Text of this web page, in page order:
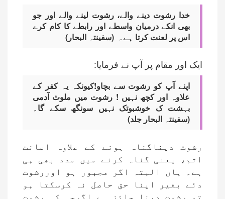
خدا رشوت دینے والے، رشوت لینے والے اور جو
بھی انکے درمیان واسطے اور رابطے کا کام کرے
اس پر لعنت کرتا ہے۔ (سفینتہ البحار)
ایک اور مقام پر آپ نے فرمایا:
اپنے آپ کو رشوت سے بچاو!کیونکہ یہ کفر کے
علاوہ اور کچھ نہیں ! رشوت میں ملوث آدمی
بہشت ک خوشبوتک نہیں سونگھ سکے گا۔
(سفینتہ البحار جلد)
رشوت دیناگناہ ہونے کے علاوہ اعانت
اثم، یعنی گناہ کرنے میں مدد بھی ہی
ہے۔ ہاں البتہ اگر مجبور ہو اوررشوت
دئے بغیر اپنا حق حاصل نہ کرسکتا ہو
تو رشوت دینا جائز ہے اگرچہ کہ رشوت